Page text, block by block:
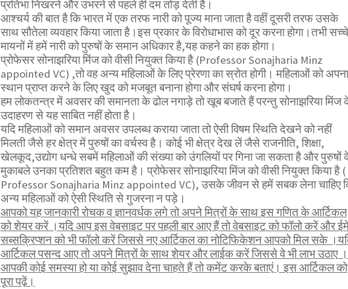
प्रतिभा निखरने और उभरने से पहले ही दम तोड़ देती है।
आश्चर्य की बात है कि भारत में एक तरफ नारी को पूज्य माना जाता है वहीं दूसरी तरफ उसके
साथ सौतेला व्यवहार किया जाता है।इस प्रकार के विरोधाभास को दूर करना होगा।तभी सच्चे
मायनों में हमें नारी को पुरुषों के समान अधिकार है,यह कहने का हक होगा।
प्रोफेसर सोनाझरिया मिंज को वीसी नियुक्त किया है (Professor Sonajharia Minz
appointed VC) ,तो वह अन्य महिलाओं के लिए प्रेरणा का स्रोत होगी। महिलाओं को अपना
स्थान प्राप्त करने के लिए खुद को मजबूत बनाना होगा और संघर्ष करना होगा।
हम लोकतन्त्र में अवसर की समानता के ढोल नगाड़े तो खूब बजाते हैं परन्तु सोनाझरिया मिंज
उदाहरण से यह साबित नहीं होता है।
यदि महिलाओं को समान अवसर उपलब्ध कराया जाता तो ऐसी विषम स्थिति देखने को नहीं
मिलती जैसे हर क्षेत्र में पुरुषों का वर्चस्व है। कोई भी क्षेत्र देख लें जैसे राजनीति, शिक्षा,
खेलकूद,उद्योग धन्धे सबमें महिलाओं की संख्या को उंगलियों पर गिना जा सकता है और पुरुषों
मुकाबले उनका प्रतिशत बहुत कम है। प्रोफेसर सोनाझरिया मिंज को वीसी नियुक्त किया है (
Professor Sonajharia Minz appointed VC), उसके जीवन से हमें सबक लेना चाहिए
अन्य महिलाओं को ऐसी स्थिति से गुजरना न पड़े।
आपको यह जानकारी रोचक व ज्ञानवर्धक लगे तो अपने मित्रों के साथ इस गणित के आर्टिकल
को शेयर करें ।यदि आप इस वेबसाइट पर पहली बार आए हैं तो वेबसाइट को फॉलो करें और
सब्सक्रिप्शन को भी फॉलो करें जिससे नए आर्टिकल का नोटिफिकेशन आपको मिल सके
आर्टिकल पसन्द आए तो अपने मित्रों के साथ शेयर और लाईक करें जिससे वे भी लाभ उठाए ।
आपकी कोई समस्या हो या कोई सुझाव देना चाहते हैं तो कमेंट करके बताएं। इस आर्टिकल को
पूरा पढ़ें।